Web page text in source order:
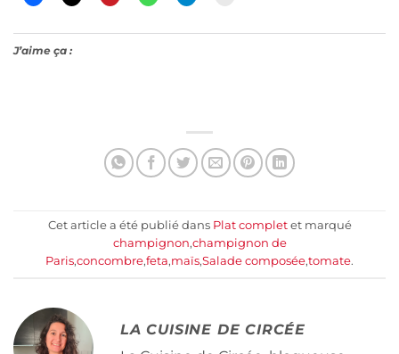
J’aime ça :
Cet article a été publié dans Plat completet marqué
champignon,champignon de
Paris,concombre,feta,maïs,Salade composée,tomate.
LA CUISINE DE CIRCÉE